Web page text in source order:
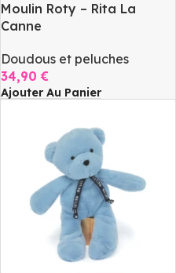
Moulin Roty – Rita La
Canne
Doudous et peluches
34,90€
Ajouter Au Panier